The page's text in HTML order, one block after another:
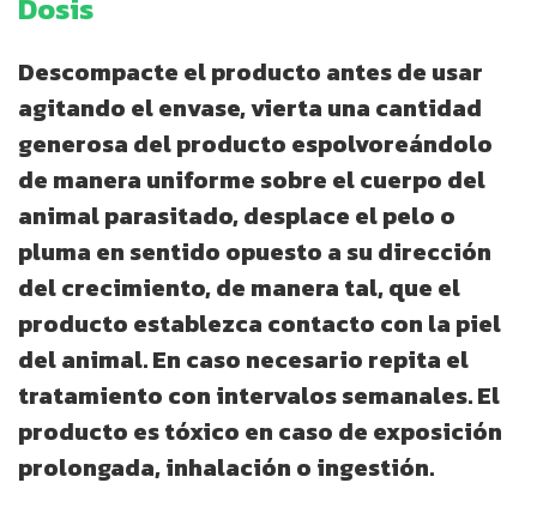
Dosis
Descompacte el producto antes de usar
agitando el envase, vierta una cantidad
generosa del producto espolvoreándolo
de manera uniforme sobre el cuerpo del
animal parasitado, desplace el pelo o
pluma en sentido opuesto a su dirección
del crecimiento, de manera tal, que el
producto establezca contacto con la piel
del animal. En caso necesario repita el
tratamiento con intervalos semanales. El
producto es tóxico en caso de exposición
prolongada, inhalación o ingestión.